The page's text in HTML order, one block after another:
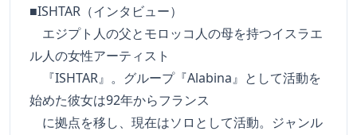
■ISHTAR（インタビュー）
エジプト人の父とモロッコ人の母を持つイスラエ
ル人の女性アーティスト
『ISHTAR』。グループ『Alabina』として活動を
始めた彼女は92年からフランス
に拠点を移し、現在はソロとして活動。ジャンル